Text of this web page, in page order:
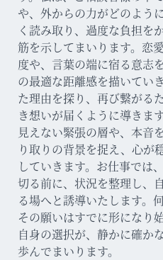
や、外からの力がどのよう
く読み取り、過度な負担を
筋を示してまいります。恋
度や、言葉の端に宿る意志
の最適な距離感を描いてい
た理由を探り、再び繋がる
き想いが届くように導きま
見えない緊張の層や、本音
り取りの背景を捉え、心が
していきます。お仕事では
切る前に、状況を整理し、
る場へと誘導いたします。
その願いはすでに形になり
自身の選択が、静かに確か
歩んでまいります。